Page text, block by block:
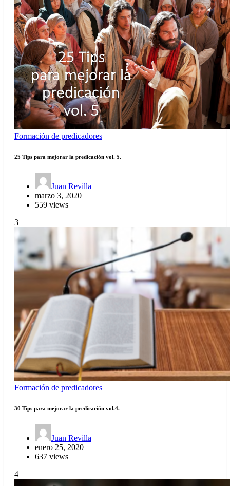
Formación de predicadores
25 Tips para mejorar la predicación vol. 5.
Juan Revilla
marzo 3, 2020
559 views
3
Formación de predicadores
30 Tips para mejorar la predicación vol.4.
Juan Revilla
enero 25, 2020
637 views
4